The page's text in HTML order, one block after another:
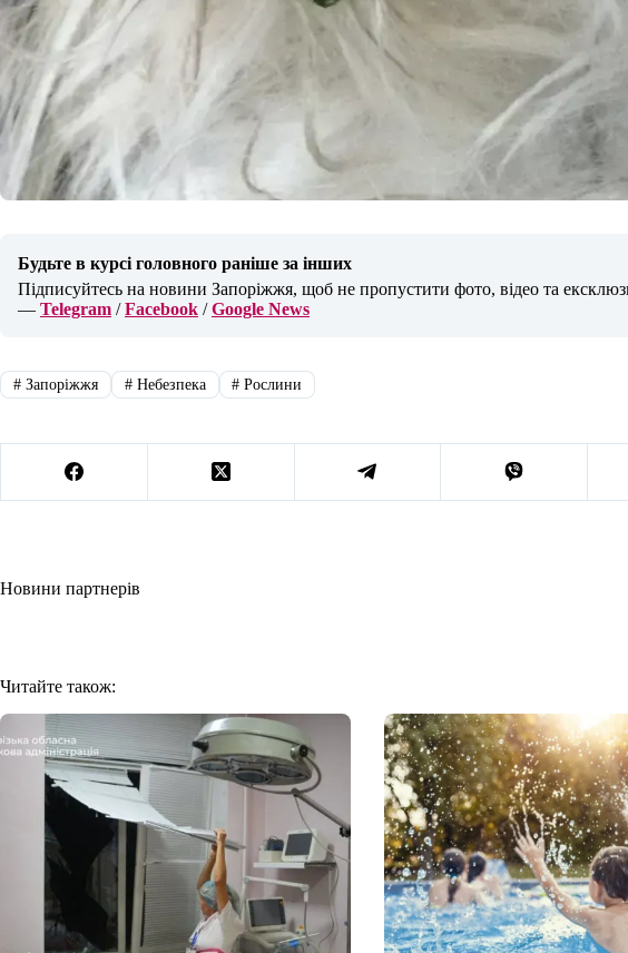
Будьте в курсі головного раніше за інших
Підписуйтесь на новини Запоріжжя, щоб не пропустити фото, відео та
— Telegram /Facebook /Google News
#Запоріжжя #Небезпека # Рослини
Новини партнерів
Читайте також: